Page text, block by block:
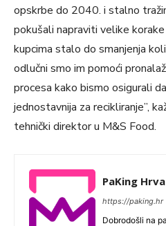
opskrbe do 2040. i stalno
pokušali napraviti velike
kupcima stalo do smanjenja
odlučni smo im pomoći
procesa kako bismo osigurali
jednostavnija za recikliranje”,
tehnički direktor u M&S Food.
PaKing
https://paking.hr
Dobrodošli na